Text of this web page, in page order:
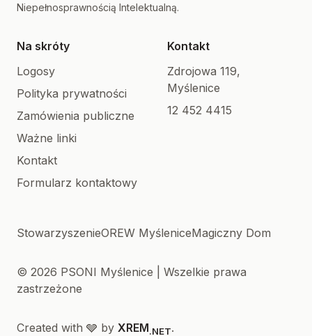
Niepełnosprawnością Intelektualną.
Na skróty
Logosy
Polityka prywatności
Zamówienia publiczne
Ważne linki
Kontakt
Formularz kontaktowy
Kontakt
Zdrojowa 119,
Myślenice
12 452 4415
StowarzyszenieOREW MyśleniceMagiczny Dom
© 2026 PSONI Myślenice | Wszelkie prawa
zastrzeżone
Created with 🩶 by XREM.NET.